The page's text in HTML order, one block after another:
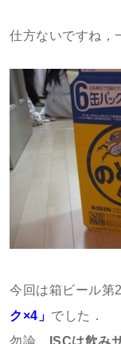
仕方ないですね，
今回は箱ビール第
ク×4」 でした．
勿論，
ISCは飲み